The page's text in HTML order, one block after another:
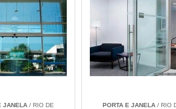
JANELA/ RIO DE PORTA E JANELA / RIO